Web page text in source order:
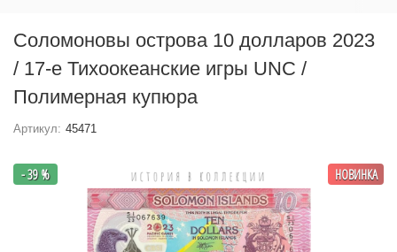
Соломоновы острова 10 долларов 2023
/ 17-е Тихоокеанские игры UNC /
Полимерная купюра
Артикул: 45471
- 39 % НОВИНКА